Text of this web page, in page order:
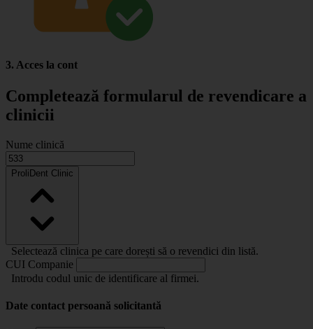
3. Acces la cont
Completează formularul de revendicare a
clinicii
Nume clinică
ProliDent Clinic
Selectează clinica pe care dorești să o revendici din listă.
CUI Companie
Introdu codul unic de identificare al firmei.
Date contact persoană solicitantă